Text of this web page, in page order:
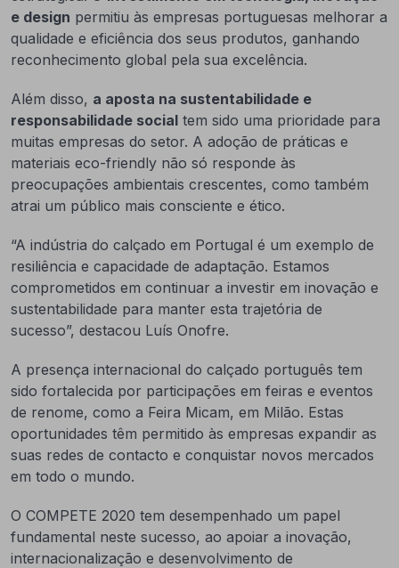
e design permitiu às empresas portuguesas melhorar a
qualidade e eficiência dos seus produtos, ganhando
reconhecimento global pela sua excelência.
Além disso, a aposta na sustentabilidade e
responsabilidade social tem sido uma prioridade para
muitas empresas do setor. A adoção de práticas e
materiais eco-friendly não só responde às
preocupações ambientais crescentes, como também
atrai um público mais consciente e ético.
“A indústria do calçado em Portugal é um exemplo de
resiliência e capacidade de adaptação. Estamos
comprometidos em continuar a investir em inovação e
sustentabilidade para manter esta trajetória de
sucesso”, destacou Luís Onofre.
A presença internacional do calçado português tem
sido fortalecida por participações em feiras e eventos
de renome, como a Feira Micam, em Milão. Estas
oportunidades têm permitido às empresas expandir as
suas redes de contacto e conquistar novos mercados
em todo o mundo.
O COMPETE 2020 tem desempenhado um papel
fundamental neste sucesso, ao apoiar a inovação,
internacionalização e desenvolvimento de